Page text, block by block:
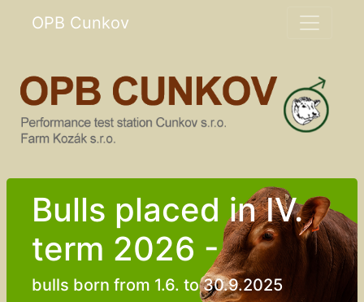
OPB Cunkov
Bulls placed in IV.
term 2026 -
bulls born from 1.6. to 30.9.2025